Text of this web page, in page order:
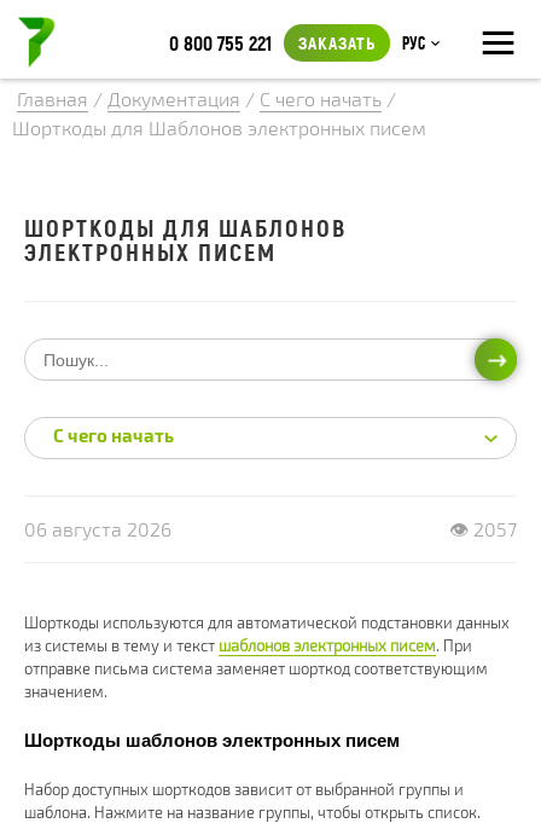
≡
0 800 755 221 ЗАКАЗАТЬ Рус
Главная / Документация / С чего начать /
Шорткоды для Шаблонов электронных писем
06 августа 2026 👁 2057
Шорткоды используются для автоматической подстановки данных
из системы в тему и текст шаблонов электронных писем. При
отправке письма система заменяет шорткод соответствующим
значением.
Шорткоды шаблонов электронных писем
Набор доступных шорткодов зависит от выбранной группы и
шаблона. Нажмите на название группы, чтобы открыть список.
ШОРТКОДЫ ДЛЯ ШАБЛОНОВ
ЭЛЕКТРОННЫХ ПИСЕМ
С чего начать